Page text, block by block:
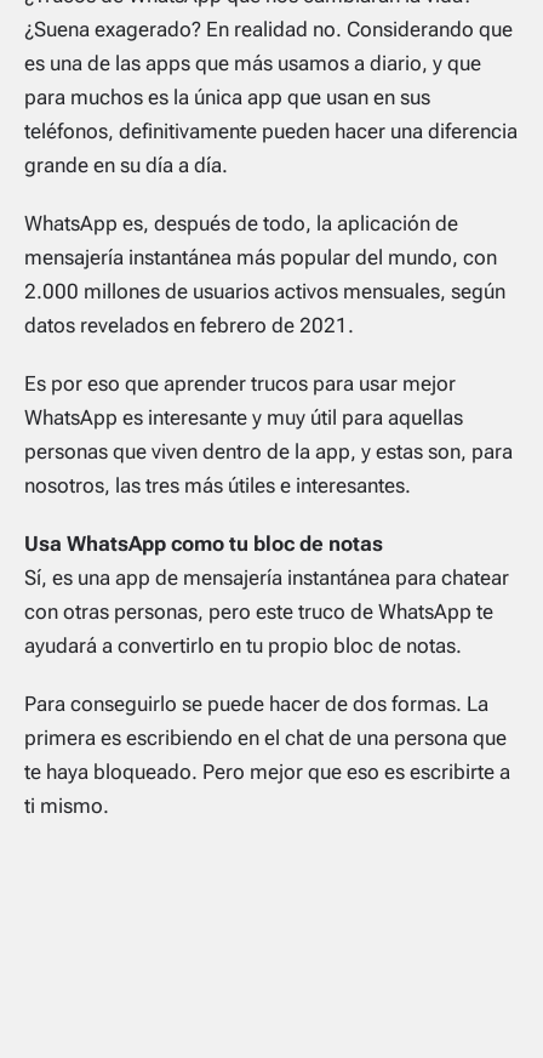
¿Suena exagerado? En realidad no. Considerando que
es una de las apps que más usamos a diario, y que
para muchos es la única app que usan en sus
teléfonos, definitivamente pueden hacer una diferencia
grande en su día a día.
WhatsApp es, después de todo, la aplicación de
mensajería instantánea más popular del mundo, con
2.000 millones de usuarios activos mensuales, según
datos revelados en febrero de 2021.
Es por eso que aprender trucos para usar mejor
WhatsApp es interesante y muy útil para aquellas
personas que viven dentro de la app, y estas son, para
nosotros, las tres más útiles e interesantes.
Usa WhatsApp como tu bloc de notas
Sí, es una app de mensajería instantánea para chatear
con otras personas, pero este truco de WhatsApp te
ayudará a convertirlo en tu propio bloc de notas.
Para conseguirlo se puede hacer de dos formas. La
primera es escribiendo en el chat de una persona que
te haya bloqueado. Pero mejor que eso es escribirte a
ti mismo.